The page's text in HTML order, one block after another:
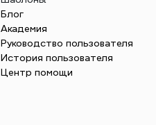
Блог
Академия
Руководство пользователя
История пользователя
Центр помощи